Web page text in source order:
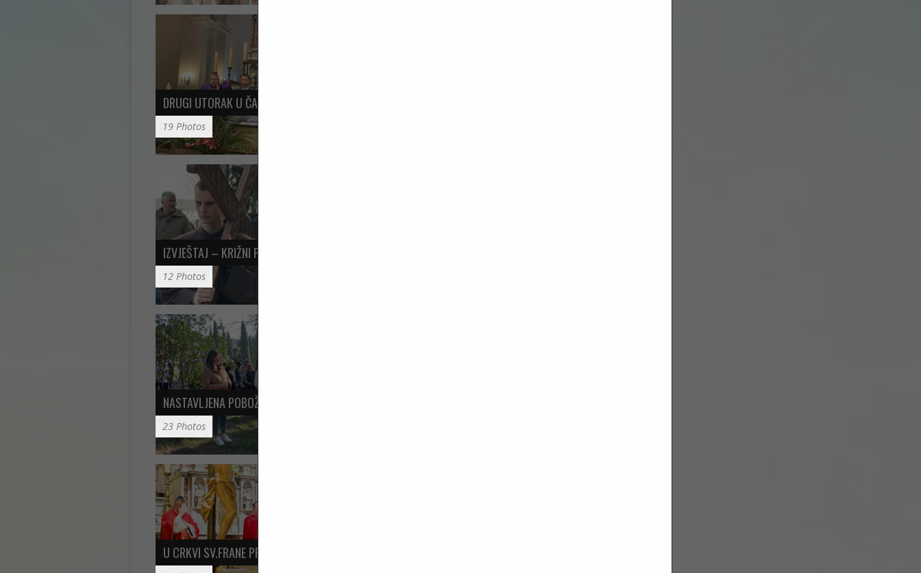
DRUGI UTORAK U ČAST SV. ANTE…
19 Photos
IZVJEŠTAJ – KRIŽNI PUT…
12 Photos
NASTAVLJENA POBOŽNOST 7…
23 Photos
U CRKVI SV.FRANE PROSLAVLJENO…